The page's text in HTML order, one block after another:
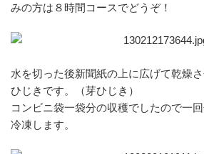
みの方は８時間コースでどうぞ！
水を切った後新聞紙の上に広げて乾燥
ひじきです。（芽ひじき）
コンビニ袋一袋分の収穫でしたので一
冷凍します。